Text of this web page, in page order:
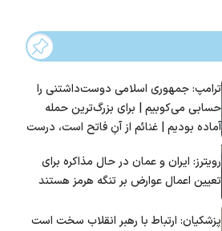
ترامپ: جمهوری اسلامی دوست‌داشتنی را
حسابی می‌کوبیم | برای بزرگ‌ترین حمله
آماده بودیم | غنائم از آنِ فاتح است، درست
رویترز: ایران و عمان در حال مذاکره برای
تعیین اعمال عوارض بر تنگه هرمز هستند
پزشکیان: ارتباط با رهبر انقلاب سخت است